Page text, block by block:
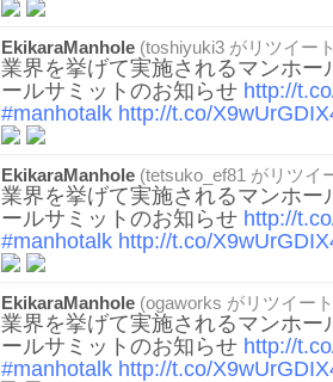
EkikaraManhole (toshiyuki3 がリツイー
業界を挙げて実施されるマンホー
ールサミットのお知らせ http://
#manhotalk http://t.co/
EkikaraManhole (tetsuko_ef81 がリツイ
業界を挙げて実施されるマンホー
ールサミットのお知らせ http://
#manhotalk http://t.co/
EkikaraManhole (ogaworks がリツイー
業界を挙げて実施されるマンホー
ールサミットのお知らせ http://
#manhotalk http://t.co/